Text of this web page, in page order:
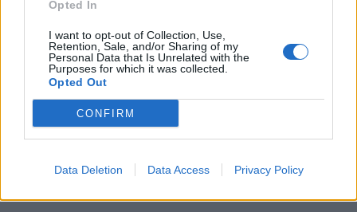
Opted In
I want to opt-out of Collection, Use,
Retention, Sale, and/or Sharing of my
Personal Data that Is Unrelated with the
Purposes for which it was collected.
Opted Out
CONFIRM
Data Deletion Data Access Privacy Policy
Fantozzi o si parla di tutt'altro? «Vorrei fare
una riedizione del Fantozzi dei nostri giorni:
giovane, con la fidanzata, disoccupati
entrambi, sfortunati come Fantozzi, vestiti
però ormai tutti come i calciatori, con i
tatuaggi, con gli orecchini. Ormai sono tutti
omologati, questi Fantozzi. E, attenzione,
Fantozzi aveva il posto fisso... Famoso».